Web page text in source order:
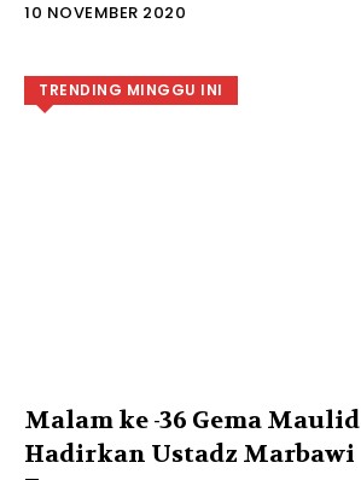
10 NOVEMBER 2020
TRENDING MINGGU INI
Malam ke -36 Gema Maulid
Hadirkan Ustadz Marbawi